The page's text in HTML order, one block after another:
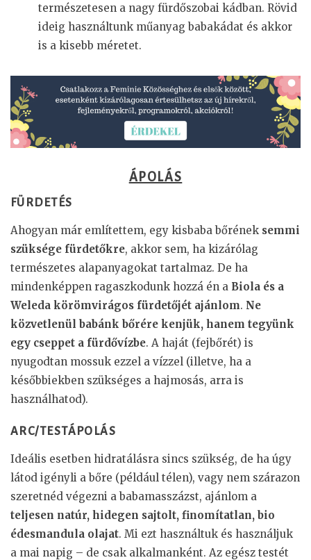
természetesen a nagy fürdőszobai kádban. Rövid
ideig használtunk műanyag babakádat és akkor
is a kisebb méretet.
ÁPOLÁS
FÜRDETÉS
Ahogyan már említettem, egy kisbaba bőrének semmi
szüksége fürdetőkre, akkor sem, ha kizárólag
természetes alapanyagokat tartalmaz. De ha
mindenképpen ragaszkodunk hozzá én a Biola és a
Weleda körömvirágos fürdetőjét ajánlom. Ne
közvetlenül babánk bőrére kenjük, hanem tegyünk
egy cseppet a fürdővízbe. A haját (fejbőrét) is
nyugodtan mossuk ezzel a vízzel (illetve, ha a
későbbiekben szükséges a hajmosás, arra is
használhatod).
ARC/TESTÁPOLÁS
Ideális esetben hidratálásra sincs szükség, de ha úgy
látod igényli a bőre (például télen), vagy nem szárazon
szeretnéd végezni a babamasszázst, ajánlom a
teljesen natúr, hidegen sajtolt, finomítatlan, bio
édesmandula olajat. Mi ezt használtuk és használjuk
a mai napig – de csak alkalmanként. Az egész testét